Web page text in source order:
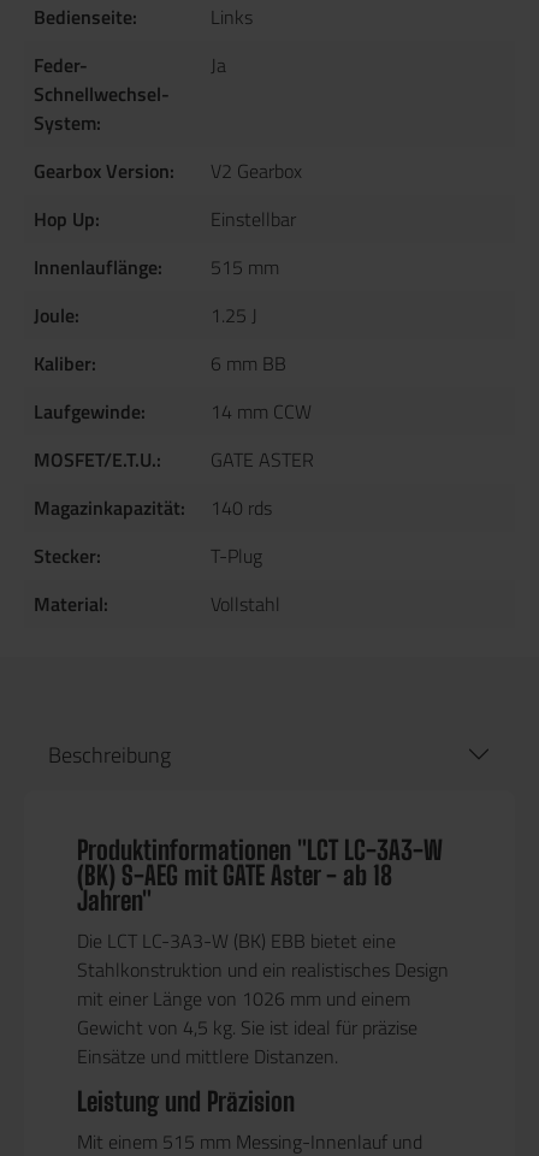
Bedienseite:
Links
Feder-
Schnellwechsel-
System:
Ja
Gearbox Version:
V2 Gearbox
Hop Up:
Einstellbar
Innenlauflänge:
515 mm
Joule:
1.25 J
Kaliber:
6 mm BB
Laufgewinde:
14 mm CCW
MOSFET/E.T.U.:
GATE ASTER
Magazinkapazität:
140 rds
Stecker:
T-Plug
Material:
Vollstahl
Beschreibung
Produktinformationen "LCT LC-3A3-W
(BK) S-AEG mit GATE Aster - ab 18
Jahren"
Die LCT LC-3A3-W (BK) EBB bietet eine
Stahlkonstruktion und ein realistisches Design
mit einer Länge von 1026 mm und einem
Gewicht von 4,5 kg. Sie ist ideal für präzise
Einsätze und mittlere Distanzen.
Leistung und Präzision
Mit einem 515 mm Messing-Innenlauf und